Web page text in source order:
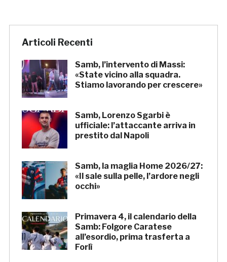
Articoli Recenti
Samb, l’intervento di Massi:
«State vicino alla squadra.
Stiamo lavorando per crescere»
Samb, Lorenzo Sgarbi è
ufficiale: l’attaccante arriva in
prestito dal Napoli
Samb, la maglia Home 2026/27:
«Il sale sulla pelle, l’ardore negli
occhi»
Primavera 4, il calendario della
Samb: Folgore Caratese
all’esordio, prima trasferta a
Forlì